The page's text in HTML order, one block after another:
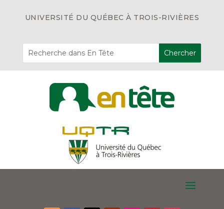
UNIVERSITÉ DU QUÉBEC À TROIS-RIVIÈRES